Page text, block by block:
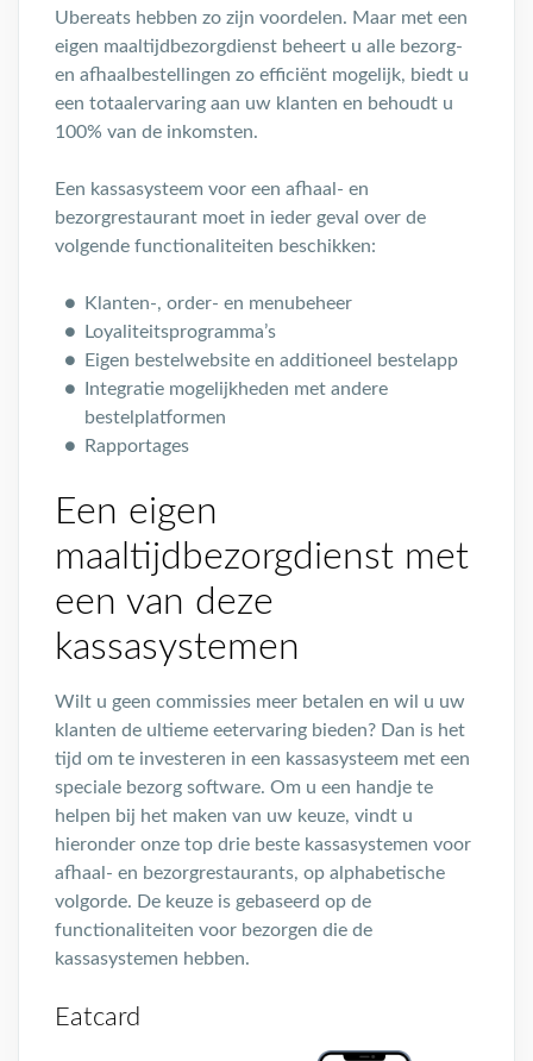
Ubereats hebben zo zijn voordelen. Maar met een
eigen maaltijdbezorgdienst beheert u alle bezorg-
en afhaalbestellingen zo efficiënt mogelijk, biedt u
een totaalervaring aan uw klanten en behoudt u
100% van de inkomsten.
Een kassasysteem voor een afhaal- en
bezorgrestaurant moet in ieder geval over de
volgende functionaliteiten beschikken:
Klanten-, order- en menubeheer
Loyaliteitsprogramma’s
Eigen bestelwebsite en additioneel bestelapp
Integratie mogelijkheden met andere
bestelplatformen
Rapportages
Een eigen
maaltijdbezorgdienst met
een van deze
kassasystemen
Wilt u geen commissies meer betalen en wil u uw
klanten de ultieme eetervaring bieden? Dan is het
tijd om te investeren in een kassasysteem met een
speciale bezorg software. Om u een handje te
helpen bij het maken van uw keuze, vindt u
hieronder onze top drie beste kassasystemen voor
afhaal- en bezorgrestaurants, op alphabetische
volgorde. De keuze is gebaseerd op de
functionaliteiten voor bezorgen die de
kassasystemen hebben.
Eatcard